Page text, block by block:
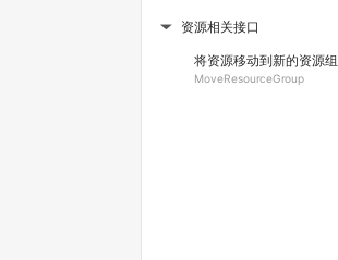
▶ 资源相关接口
将资源移动到新的资源组
MoveResourceGroup